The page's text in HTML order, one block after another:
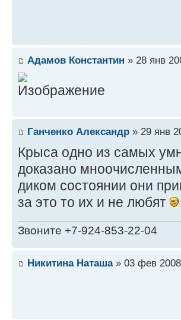
Адамов Константин » 28 янв
Ганченко Александр » 29 янв
Крыса одно из самых
доказано
диком состоянии они
за это то их и не любят
Звоните +7-924-853-22-04
Никитина Наташа» 03 фев